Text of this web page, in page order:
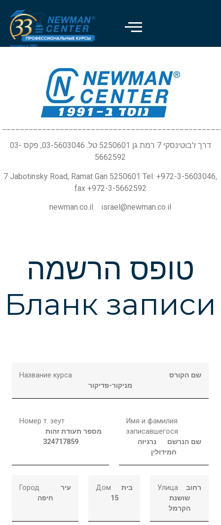
דרך ז'בוטינסקי 7 רמת גן 5250601 טל. 03-5603046, פקס 03-
5662592
7 Jabotinsky Road, Ramat Gan 5250601 Tel. +972-3-5603046,
fax +972-3-5662592
newman.co.il israel@newman.co.il
טופס הרשמה
Бланк записи
Название курса
שם הקורס
מניקור-פדיקור
Номер т. зеут
מספר תעודת זהות
324717859
Имя и фамилия
записавшегося
שם הנרשם
נרגיזה
חמידולין
Город
עיר
חיפה
Дом
בית
15
Улица
רחוב
שושנת
הקרמל